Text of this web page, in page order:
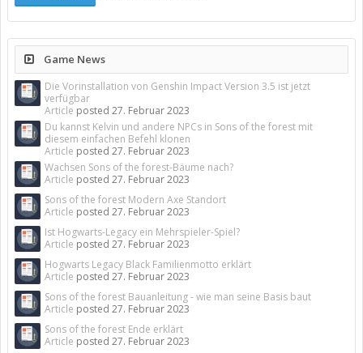
Game News
Die Vorinstallation von Genshin Impact Version 3.5 ist jetzt
verfügbar
Article posted 27. Februar 2023
Du kannst Kelvin und andere NPCs in Sons of the forest mit
diesem einfachen Befehl klonen
Article posted 27. Februar 2023
Wachsen Sons of the forest-Bäume nach?
Article posted 27. Februar 2023
Sons of the forest Modern Axe Standort
Article posted 27. Februar 2023
Ist Hogwarts-Legacy ein Mehrspieler-Spiel?
Article posted 27. Februar 2023
Hogwarts Legacy Black Familienmotto erklärt
Article posted 27. Februar 2023
Sons of the forest Bauanleitung - wie man seine Basis baut
Article posted 27. Februar 2023
Sons of the forest Ende erklärt
Article posted 27. Februar 2023